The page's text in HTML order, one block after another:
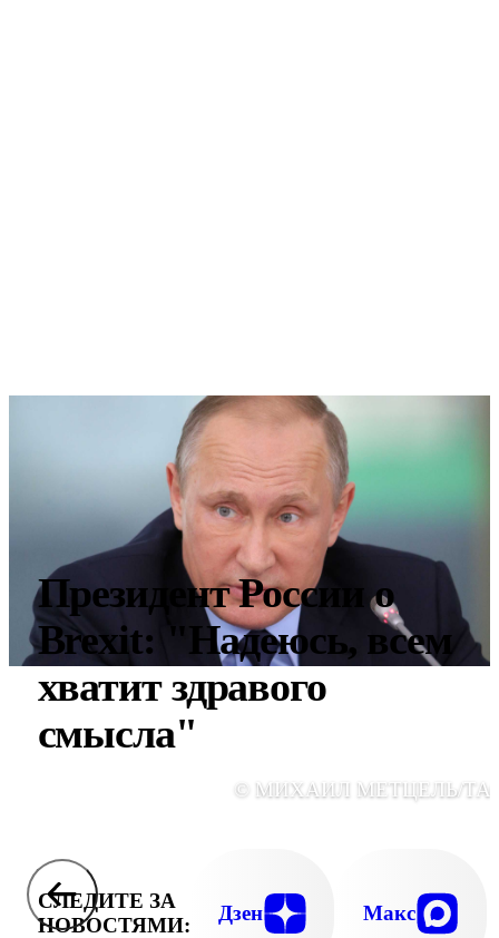
Президент России о
Brexit: "Надеюсь, всем
хватит здравого
смысла"
© МИХАИЛ МЕТЦЕЛЬ/
СЛЕДИТЕ ЗА
НОВОСТЯМИ:
Дзен Макс